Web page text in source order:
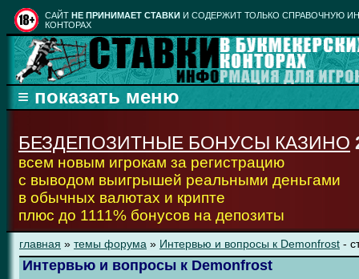
CАЙТ НЕ ПРИНИМАЕТ СТАВКИ И СОДЕРЖИТ ТОЛЬКО СПРАВОЧНУЮ
КОНТОРАХ
БЕЗДЕПОЗИТНЫЕ БОНУСЫ КАЗИНО
всем новым игрокам за регистрацию
с выводом выигрышей реальными деньгами
в обычных валютах и крипте
плюс до 1111% бонусов на депозиты
главная » темы форума » Интервью и вопросы к Demonfrost -
Интервью и вопросы к Demonfrost